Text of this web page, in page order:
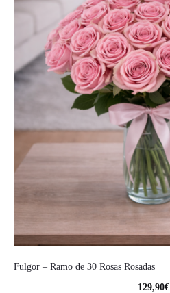
Fulgor – Ramo de 30 Rosas Rosadas
129,90€